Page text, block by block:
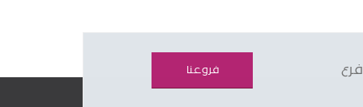
فروعنا